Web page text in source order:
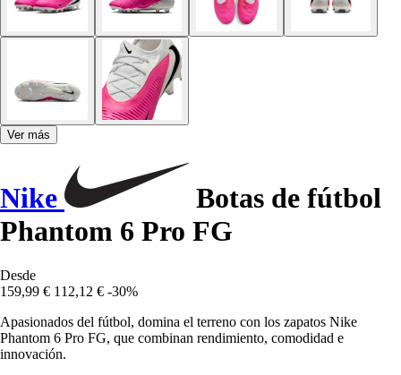
Ver más
Nike
Botas de fútbol
Phantom 6 Pro FG
Desde
159,99 € 112,12 € -30%
Apasionados del fútbol, domina el terreno con los zapatos Nike
Phantom 6 Pro FG, que combinan rendimiento, comodidad e
innovación.